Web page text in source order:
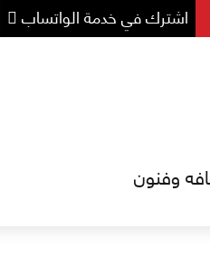
اشترك في خدمة الواتساب
وفنون